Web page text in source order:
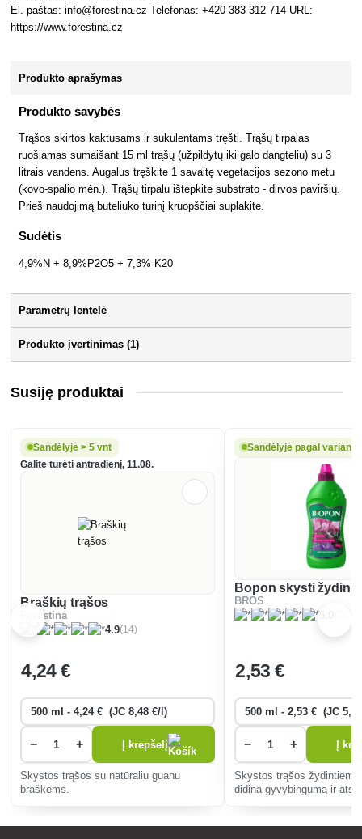
El. paštas: info@forestina.cz Telefonas: +420 383 312 714 URL:
https://www.forestina.cz
Produkto aprašymas
Produkto savybės
Trąšos skirtos kaktusams ir sukulentams tręšti. Trąšų tirpalas
ruošiamas sumaišant 15 ml trąšų (užpildytų iki galo dangteliu) su 3
litrais vandens. Augalus tręškite 1 savaitę vegetacijos sezono metu
(kovo-spalio mėn.). Trąšų tirpalu ištepkite substrato - dirvos paviršių.
Prieš naudojimą buteliuko turinį kruopščiai suplakite.
Sudėtis
4,9%N + 8,9%P2O5 + 7,3% K20
Parametrų lentelė
Produkto įvertinimas (1)
Susiję produktai
Sandėlyje > 5 vnt
Galite turėti antradienį, 11.08.
Braškių trąšos
Forestina
4.9(14)
4,24 €
− + Į krepšelį
Skystos trąšos su natūraliu guanu
braškėms.
Sandėlyje pagal variantą
Bopon skysti
BROS
5.0
2,53 €
− + Į
Skystos trąšos žydintiems
didina gyvybingumą ir